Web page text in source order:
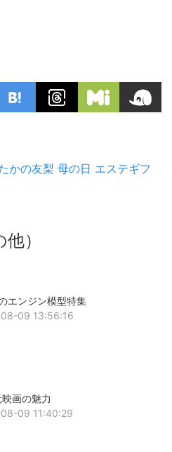
かの友梨 母の日 エステギフ
）
エンジン模型特集
09 13:56:16
画の魅力
09 11:40:29